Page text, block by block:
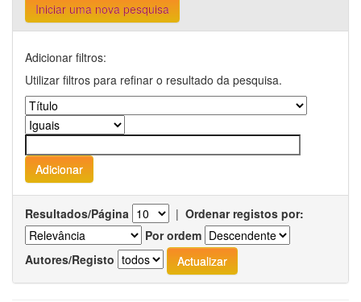
Iniciar uma nova pesquisa
Adicionar filtros:
Utilizar filtros para refinar o resultado da pesquisa.
Resultados/Página | Ordenar registos por:
Por ordem
Autores/Registo